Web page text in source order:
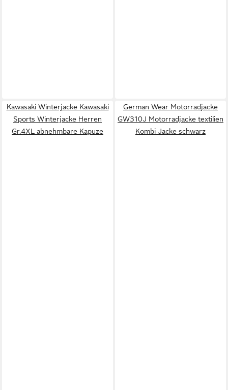
Kawasaki Winterjacke Kawasaki
Sports Winterjacke Herren
Gr.4XL abnehmbare Kapuze
German Wear Motorradjacke
GW310J Motorradjacke textilien
Kombi Jacke schwarz